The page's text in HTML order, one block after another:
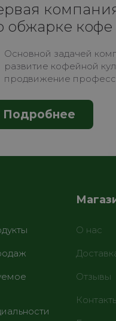
обжарке кофе
Основной задачей
развитие кофейной
продвижение
Подробнее
О нас
Отзывы